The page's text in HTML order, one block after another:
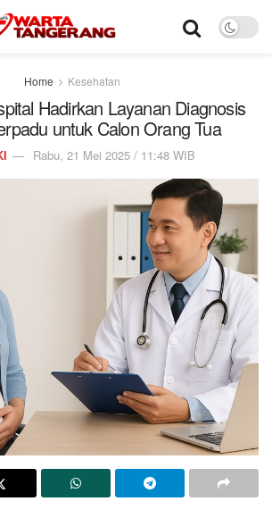
Home Kesehatan
Hadirkan Layanan Diagnosis
untuk Calon Orang Tua
Rabu, 21 Mei 2025 / 11:48 WIB